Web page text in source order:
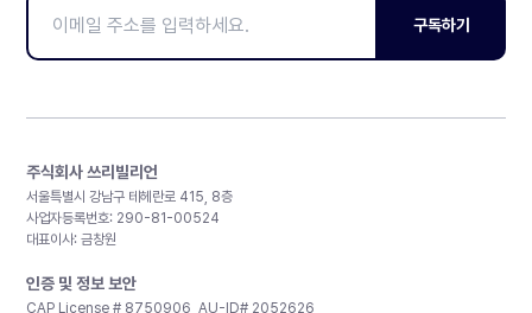
구독하기
주식회사 쓰리빌리언
서울특별시 강남구 테헤란로 415, 8층
사업자등록번호: 290-81-00524
대표이사: 금창원
인증 및 정보 보안
CAP License # 8750906, AU-ID# 2052626